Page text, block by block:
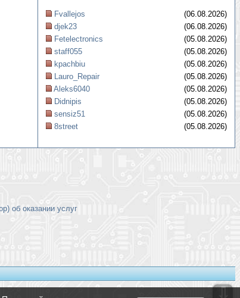
⇩
Fvallejos
(06.08.2026)
djek23
(06.08.2026)
Fetelectronics
(05.08.2026)
staff055
(05.08.2026)
kpachbiu
(05.08.2026)
Lauro_Repair
(05.08.2026)
Aleks6040
(05.08.2026)
Didnipis
(05.08.2026)
sensiz51
(05.08.2026)
8street
(05.08.2026)
об оказании услуг